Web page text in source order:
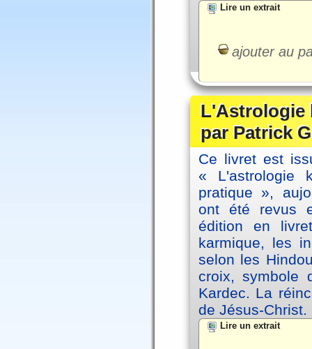
Lire un extrait
ajouter au
L'Astrologie
par Patrick
Ce livret est
« L'astrologie
pratique »,
ont été revus
édition en
karmique, les
selon les
croix, symbole
Kardec. La
de Jésus-Christ.
Lire un extrait